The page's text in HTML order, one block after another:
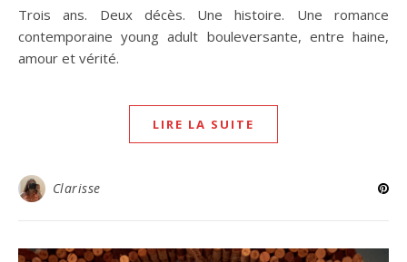
Trois ans. Deux décès. Une histoire. Une romance
contemporaine young adult bouleversante, entre haine,
amour et vérité.
LIRE LA SUITE
Clarisse